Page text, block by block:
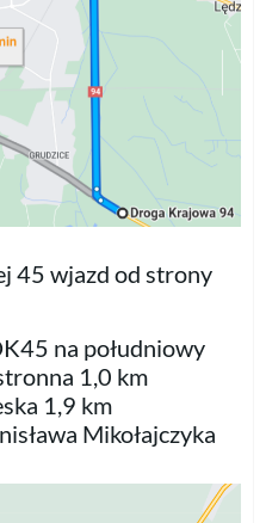
45 wjazd od strony
na południowy
1,0 km
1,9 km
Mikołajczyka